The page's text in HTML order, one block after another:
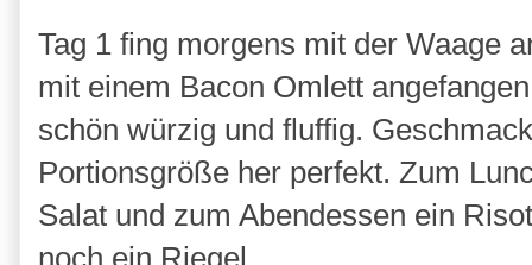
Tag 1 fing morgens mit der Waage
mit einem Bacon Omlett
schön würzig und fluffig.
Portionsgröße her perfekt. Zum
Salat und zum Abendessen ein